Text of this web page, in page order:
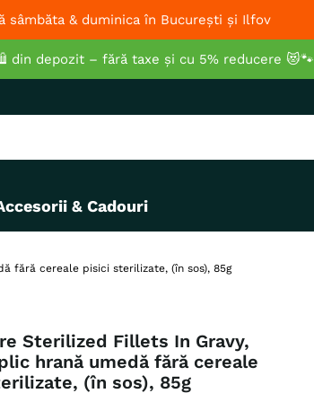
sâmbăta & duminica în București și Ilfov
din depozit – fără taxe și cu 5% reducere 😻🐾
& Cadouri
fără cereale pisici sterilizate, (în sos), 85g
Sterilized Fillets In Gravy,
hrană umedă fără cereale
(în sos), 85g